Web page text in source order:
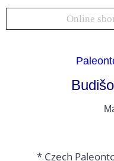
Online
* Czech